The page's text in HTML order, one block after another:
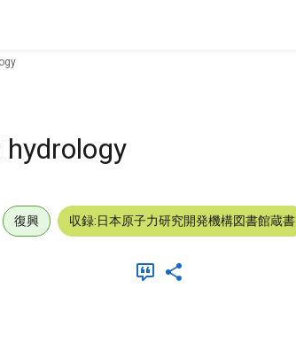
復興 収録:日本原子力研究開発機構図書館蔵書